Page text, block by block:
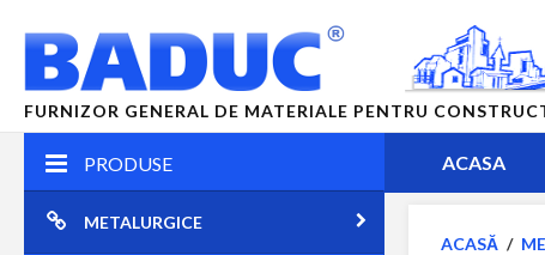
FURNIZOR GENERAL DE MATERIALE PENTRU
PRODUSE
METALURGICE
ACASA
ACASĂ /